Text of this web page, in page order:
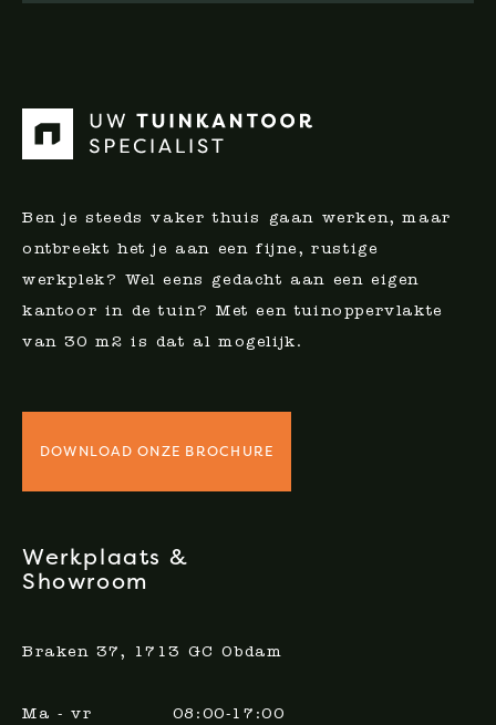
Ben je steeds vaker thuis gaan werken, maar
ontbreekt het je aan een fijne, rustige
werkplek? Wel eens gedacht aan een eigen
kantoor in de tuin? Met een tuinoppervlakte
van 30 m2 is dat al mogelijk.
DOWNLOAD ONZE BROCHURE
Werkplaats &
Showroom
Braken 37, 1713 GC Obdam
Ma - vr 08:00-17:00